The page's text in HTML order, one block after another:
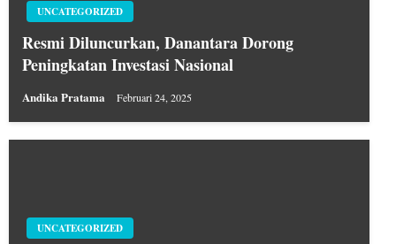
UNCATEGORIZED
Resmi Diluncurkan, Danantara Dorong
Peningkatan Investasi Nasional
Andika Pratama Februari 24, 2025
UNCATEGORIZED